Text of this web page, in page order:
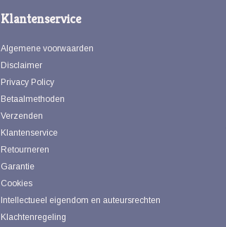
Klantenservice
Algemene voorwaarden
Disclaimer
Privacy Policy
Betaalmethoden
Verzenden
Klantenservice
Retourneren
Garantie
Cookies
Intellectueel eigendom en auteursrechten
Klachtenregeling